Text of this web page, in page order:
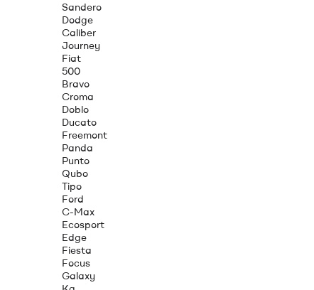
Sandero
Dodge
Caliber
Journey
Fiat
500
Bravo
Croma
Doblo
Ducato
Freemont
Panda
Punto
Qubo
Tipo
Ford
C-Max
Ecosport
Edge
Fiesta
Focus
Galaxy